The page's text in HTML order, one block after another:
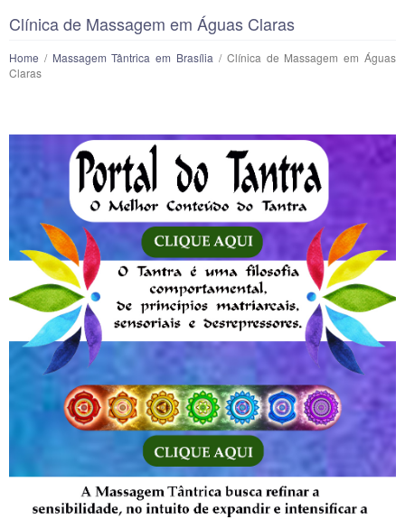
Clínica de Massagem em Águas Claras
Home / Massagem Tântrica em Brasília / Clínica de Massagem em Águas
Claras